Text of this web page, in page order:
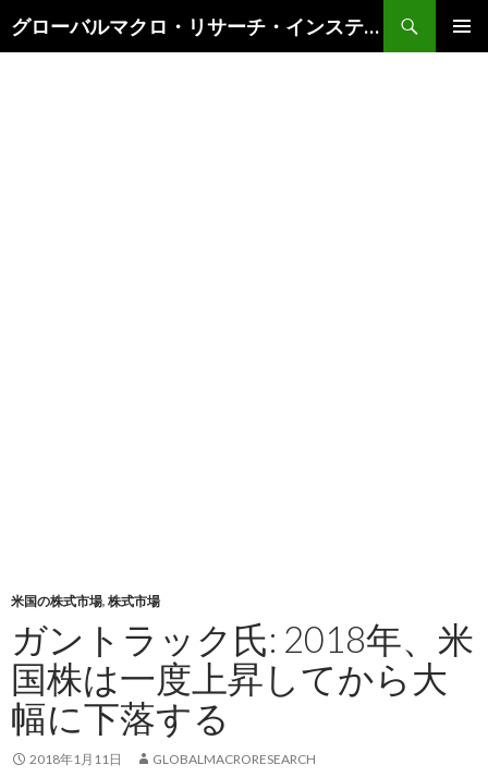
グローバルマクロ・リサーチ・インスティテュート
索
米国の株式市場, 株式市場
ガントラック氏: 2018年、米
国株は一度上昇してから大
幅に下落する
2018年1月11日 GLOBALMACRORESEARCH